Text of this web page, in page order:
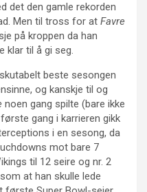
det den gamle rekorden
Men til tross for at Favre
på kroppen da han
klar til å gi seg.
beste sesongen
og kanskje til og
noen gang spilte (bare ikke
gang i karrieren gikk
i en sesong, da
mot bare 7
til 12 seire og nr. 2
at han skulle lede